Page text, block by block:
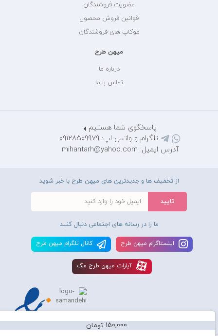
150,000 تومان
عضویت فروشندگان
قوانین فروش محصول
موکاپ های فروشندگان
میهن طرح
درباره ما
تماس با ما
پاسخگوی شما هستیم
تلگرام و واتس اپ: 09128509979
آدرس ایمیل: mihantarh@yahoo.com
از تخفیف ها و جدیدترین های میهن طرح با خبر شوید
ما را در رسانه های اجتماعی دنبال کنید
اينستاگرام ميهن طرح کانال تلگرام ميهن طرح
آپارات ميهن طرح مگ